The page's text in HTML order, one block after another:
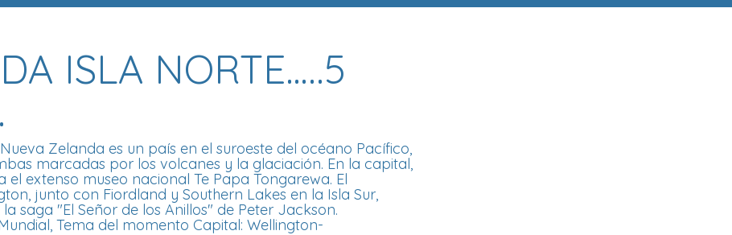
ISLA NORTE…..5
Nueva Zelanda es un país en el suroeste del océano Pacífico,
marcadas por los volcanes y la glaciación. En la capital,
extenso museo nacional Te Papa Tongarewa. El
junto con Fiordland y Southern Lakes en la Isla Sur,
saga "El Señor de los Anillos" de Peter Jackson.
Tema del momento Capital: Wellington-